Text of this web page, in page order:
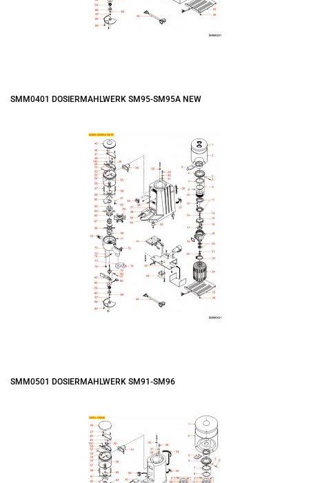
SMM0401 DOSIERMAHLWERK SM95-SM95A NEW
SMM0501 DOSIERMAHLWERK SM91-SM96